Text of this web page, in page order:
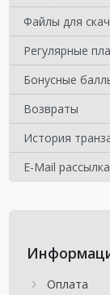
Файлы для
Регулярные
Бонусные
Возвраты
История
E-Mail рассылка
Оплата